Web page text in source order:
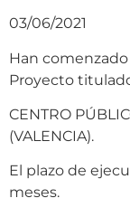
03/06/2021
Han
Proyecto
CENTRO
(VALENCIA).
El plazo de
meses.